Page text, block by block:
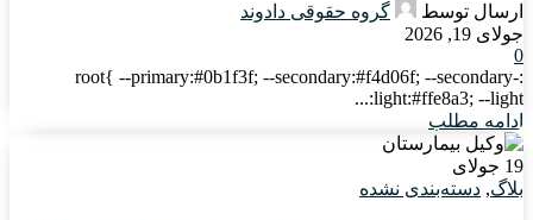
ارسال توسط
گروه حقوقی دادوند
جولای 19, 2026
0
:root{ --primary:#0b1f3f; --secondary:#f4d06f; --secondary-
light:#ffe8a3; --light:...
ادامه مطلب
19 جولای
بلاگ, دسته‌بندی نشده